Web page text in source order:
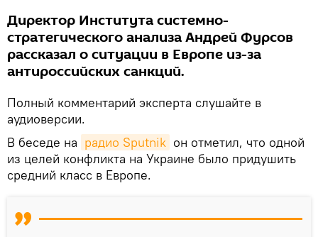
Директор Института системно-
стратегического анализа Андрей Фурсов
рассказал о ситуации в Европе из-за
антироссийских санкций.
Полный комментарий эксперта слушайте в
аудиоверсии.
В беседе на радио Sputnik он отметил, что одной
из целей конфликта на Украине было придушить
средний класс в Европе.